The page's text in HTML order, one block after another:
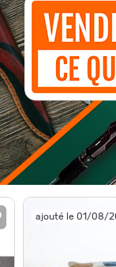
ajouté le 01/08/